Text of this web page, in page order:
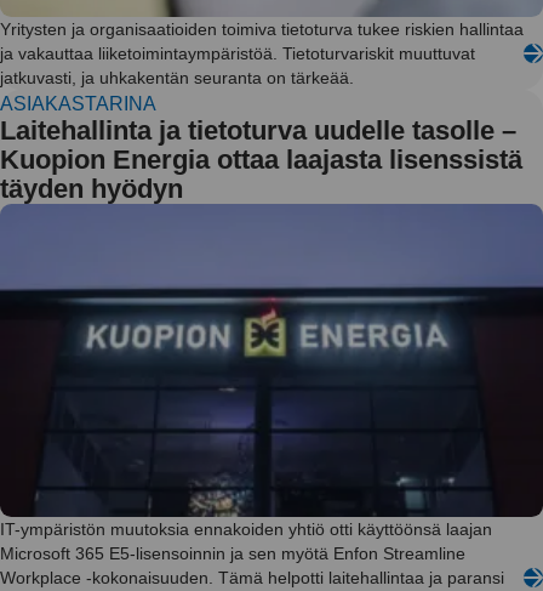
Yritysten ja organisaatioiden toimiva tietoturva tukee riskien hallintaa
ja vakauttaa liiketoimintaympäristöä. Tietoturvariskit muuttuvat
jatkuvasti, ja uhkakentän seuranta on tärkeää.
ASIAKASTARINA
Laitehallinta ja tietoturva uudelle tasolle –
Kuopion Energia ottaa laajasta lisenssistä
täyden hyödyn
IT-ympäristön muutoksia ennakoiden yhtiö otti käyttöönsä laajan
Microsoft 365 E5-lisensoinnin ja sen myötä Enfon Streamline
Workplace -kokonaisuuden. Tämä helpotti laitehallintaa ja paransi